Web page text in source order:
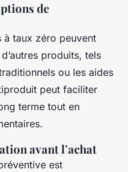
de
à taux zéro peuvent
produits, tels
ou les aides
peut faciliter
terme tout en
avant l’achat
est